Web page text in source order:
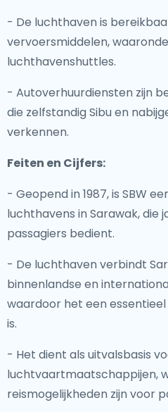
- De luchthaven is
vervoersmiddelen,
luchthavenshuttles.
- Autoverhuurdiensten zijn
die zelfstandig Sibu en
verkennen.
Feiten en Cijfers:
- Geopend in 1987, is SBW
luchthavens in Sarawak, die
passagiers bedient.
- De luchthaven verbindt
binnenlandse en
waardoor het een
is.
- Het dient als uitvalsbasis
luchtvaartmaatschappijen,
reismogelijkheden zijn voor